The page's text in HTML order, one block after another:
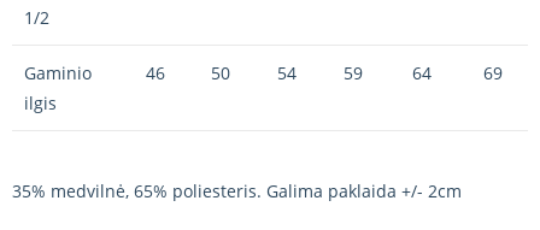
1/2
Gaminio
ilgis
46 50 54 59 64 69
35% medvilnė, 65% poliesteris. Galima paklaida +/- 2cm